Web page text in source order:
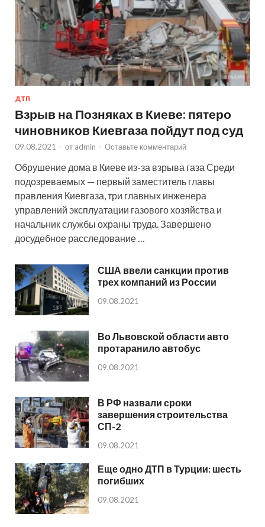
ДТП
Взрыв на Позняках в Киеве: пятеро
чиновников Киевгаза пойдут под суд
09.08.2021 - от admin - Оставьте комментарий
Обрушение дома в Киеве из-за взрыва газа Среди
подозреваемых — первый заместитель главы
правления Киевгаза, три главных инженера
управлений эксплуатации газового хозяйства и
начальник службы охраны труда. Завершено
досудебное расследование …
США ввели санкции против
трех компаний из России
09.08.2021
Во Львовской области авто
протаранило автобус
09.08.2021
В РФ назвали сроки
завершения строительства
СП-2
09.08.2021
Еще одно ДТП в Турции: шесть
погибших
09.08.2021